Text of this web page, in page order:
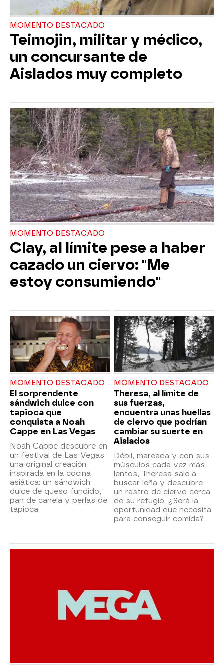
MOMENTO DESTACADO
Teimojin, militar y médico,
un concursante de
Aislados muy completo
MOMENTO DESTACADO
Clay, al límite pese a haber
cazado un ciervo: "Me
estoy consumiendo"
MOMENTO DESTACADO
El sorprendente
sándwich dulce con
tapioca que
conquista a Noah
Cappe en Las Vegas
Noah Cappe descubre en
un festival de Las Vegas
una original creación
inspirada en la cocina
asiática: un sándwich
dulce de queso fundido,
pan de canela y perlas de
tapioca.
MOMENTO DESTACADO
Theresa, al límite de
sus fuerzas,
encuentra unas huellas
de ciervo que podrían
cambiar su suerte en
Aislados
Débil, mareada y con sus
músculos cada vez más
lentos, Theresa sale a
buscar leña y descubre
un rastro de ciervo cerca
de su refugio. ¿Será la
oportunidad que necesita
para conseguir comida?